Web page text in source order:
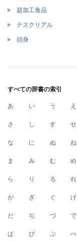
超加工食品
テスクリアル
頭身
すべての辞書の索引
あ い う え
さ し す せ
な に ぬ ね
ま み む め
ら り る れ
が ぎ ぐ げ
だ ぢ づ で
ぱ ぴ ぷ ぺ